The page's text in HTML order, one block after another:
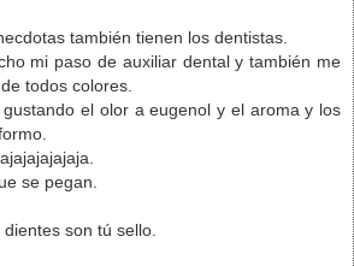
también tienen los dentistas.
mi paso de auxiliar dental y también me
todos colores.
el olor a eugenol y el aroma y los
se pegan.
son tú sello.